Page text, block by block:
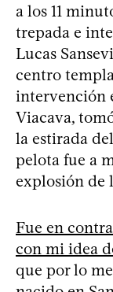
a los 11
trepada e
Lucas
centro
intervención
Viacava,
la estirada
pelota fue a
explosión de
Fue en
con mi idea
que por lo